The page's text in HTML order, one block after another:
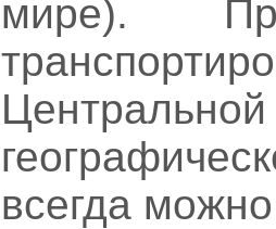
мире).
всегда